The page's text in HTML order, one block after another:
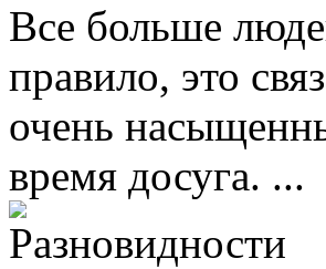
Все больше
правило, это
очень
время досуга. ...